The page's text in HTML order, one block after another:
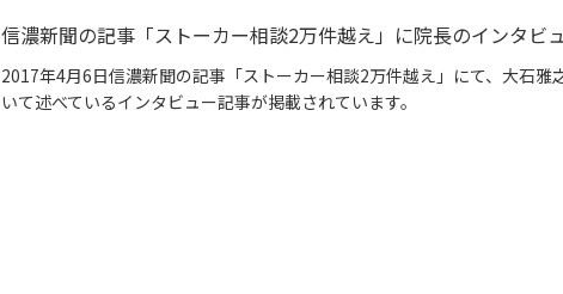
信濃新聞の記事「ストーカー相談2万件越え」に院長のインタビ
2017年4月6日信濃新聞の記事「ストーカー相談2万件越え」にて、大石
いて述べているインタビュー記事が掲載されています。